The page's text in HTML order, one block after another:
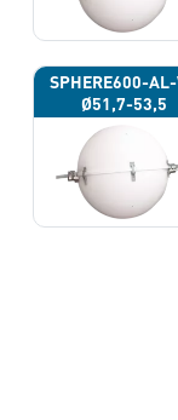
SPHERE600-
Ø51,7-53,5